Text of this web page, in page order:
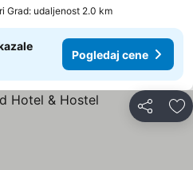
Grad: udaljenost 2.0 km
Pogledaj cene
Deli